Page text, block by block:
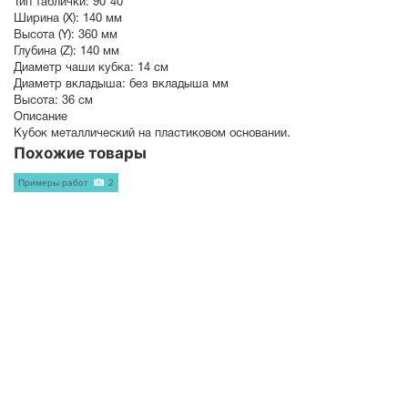
Тип таблички: 90*40
Ширина (X): 140 мм
Высота (Y): 360 мм
Глубина (Z): 140 мм
Диаметр чаши кубка: 14 см
Диаметр вкладыша: без вкладыша мм
Высота: 36 см
Описание
Кубок металлический на пластиковом основании.
Похожие товары
Примеры работ 2